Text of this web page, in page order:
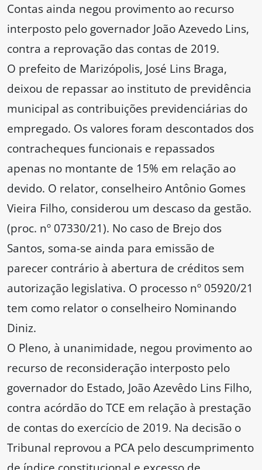
Contas ainda negou provimento ao recurso
interposto pelo governador João Azevedo Lins,
contra a reprovação das contas de 2019.
O prefeito de Marizópolis, José Lins Braga,
deixou de repassar ao instituto de previdência
municipal as contribuições previdenciárias do
empregado. Os valores foram descontados dos
contracheques funcionais e repassados
apenas no montante de 15% em relação ao
devido. O relator, conselheiro Antônio Gomes
Vieira Filho, considerou um descaso da gestão.
(proc. nº 07330/21). No caso de Brejo dos
Santos, soma-se ainda para emissão de
parecer contrário à abertura de créditos sem
autorização legislativa. O processo nº 05920/21
tem como relator o conselheiro Nominando
Diniz.
O Pleno, à unanimidade, negou provimento ao
recurso de reconsideração interposto pelo
governador do Estado, João Azevêdo Lins Filho,
contra acórdão do TCE em relação à prestação
de contas do exercício de 2019. Na decisão o
Tribunal reprovou a PCA pelo descumprimento